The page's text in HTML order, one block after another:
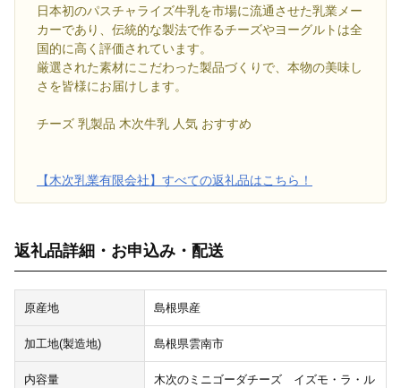
日本初のパスチャライズ牛乳を市場に流通させた乳業メー
カーであり、伝統的な製法で作るチーズやヨーグルトは全
国的に高く評価されています。
厳選された素材にこだわった製品づくりで、本物の美味し
さを皆様にお届けします。
チーズ 乳製品 木次牛乳 人気 おすすめ
【木次乳業有限会社】すべての返礼品はこちら！
返礼品詳細・お申込み・配送
原産地 島根県産
加工地(製造地) 島根県雲南市
内容量
木次のミニゴーダチーズ イズモ・ラ・ル